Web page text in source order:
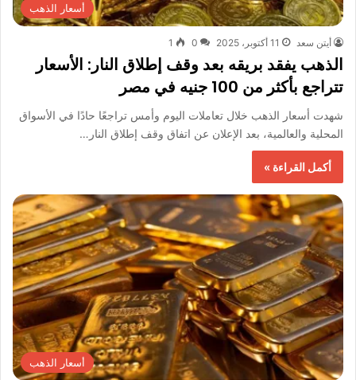
أسعار الذهب
أيتن سعد 11 أكتوبر، 2025 0
1
الذهب يفقد بريقه بعد وقف إطلاق النار: الأسعار
تتراجع بأكثر من 100 جنيه في مصر
شهدت أسعار الذهب خلال تعاملات اليوم وأمس تراجعًا حادًا في الأسواق
المحلية والعالمية، بعد الإعلان عن اتفاق وقف إطلاق النار…
أكمل القراءة »
أسعار الذهب